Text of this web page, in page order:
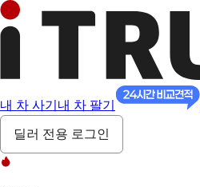
내 차 사기 내 차 팔기
딜러 전용 로그인